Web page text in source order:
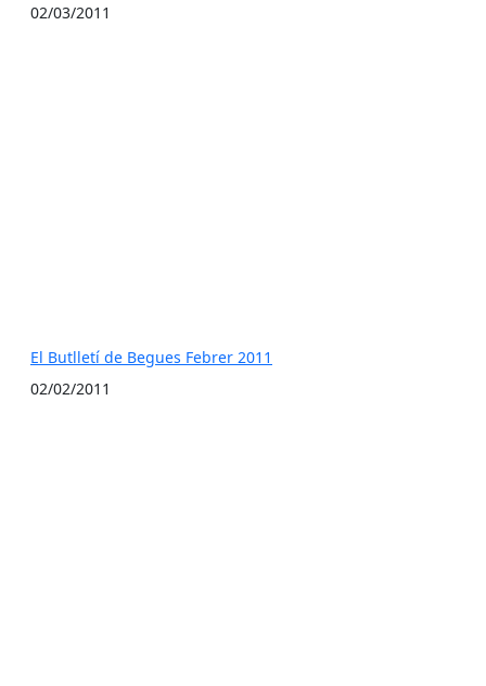
02/03/2011
El Butlletí de Begues Febrer 2011
02/02/2011